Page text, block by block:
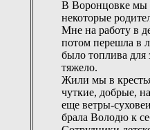
В Воронцовке мы
некоторые
Мне на работу в
потом перешла в
было топлива для
тяжело.
Жили мы в
чуткие, добрые,
еще ветры-
брала Володю к